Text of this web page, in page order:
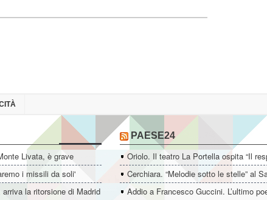
Livata, è grave
i missili da soli'
la ritorsione di Madrid
PAESE24
Oriolo. Il teatro La Portella ospita “Il
Cerchiara. “Melodie sotto le stelle” al
Addio a Francesco Guccini. L’ultimo